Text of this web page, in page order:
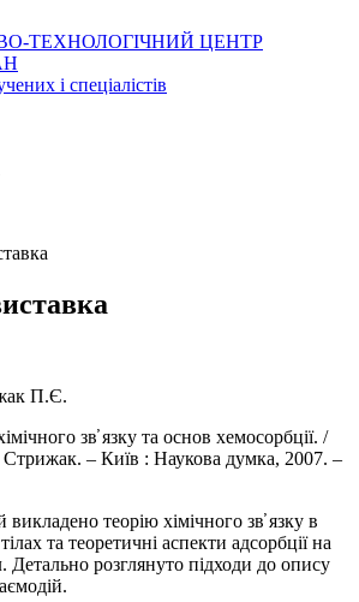
ТЕХНОЛОГІЧНИЙ ЦЕНТР
і спеціалістів
П.Є.
зв̕ язку та основ хемосорбції. /
– Київ : Наукова думка, 2007. –
теорію хімічного зв̕ язку в
та теоретичні аспекти адсорбції на
Детально розглянуто підходи до опису